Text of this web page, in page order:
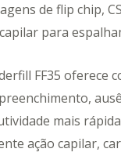
de flip chip,
para
FF35 oferece
mais
ação capilar,